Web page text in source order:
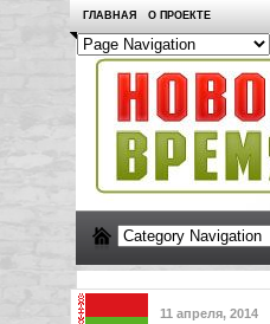
ГЛАВНАЯ О ПРОЕКТЕ
11 апреля, 2014